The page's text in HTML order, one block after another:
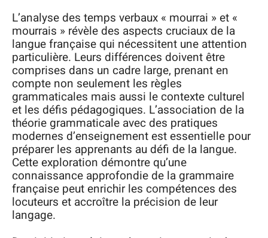
L’analyse des temps verbaux « mourrai » et «
mourrais » révèle des aspects cruciaux de la
langue française qui nécessitent une attention
particulière. Leurs différences doivent être
comprises dans un cadre large, prenant en
compte non seulement les règles
grammaticales mais aussi le contexte culturel
et les défis pédagogiques. L’association de la
théorie grammaticale avec des pratiques
modernes d’enseignement est essentielle pour
préparer les apprenants au défi de la langue.
Cette exploration démontre qu’une
connaissance approfondie de la grammaire
française peut enrichir les compétences des
locuteurs et accroître la précision de leur
langage.